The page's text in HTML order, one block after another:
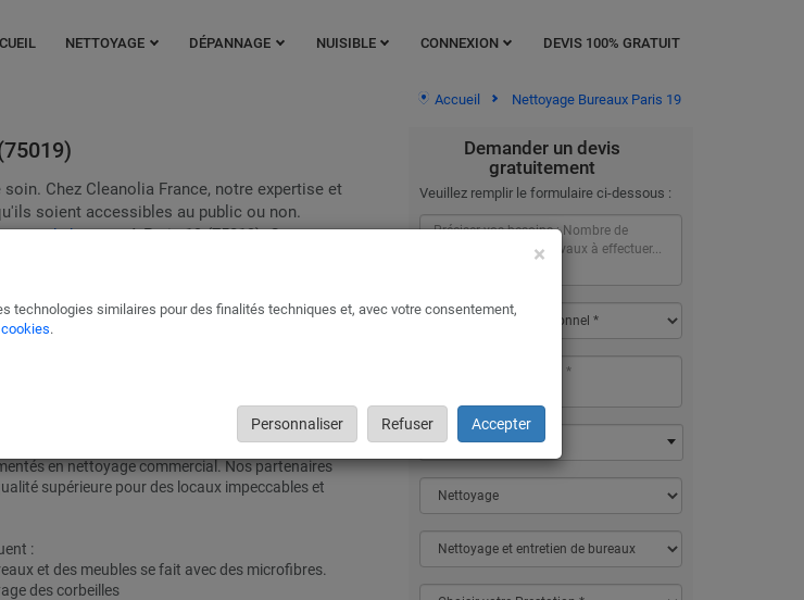
NETTOYAGE DÉPANNAGE NUISIBLE CONNEXION DEVIS 100% GRATUIT
Accueil Nettoyage Bureaux Paris 19
Chez Cleanolia France, notre expertise et
soient accessibles au public ou non.
de bureauxà Paris 19 (75019). Ces
et peuvent vous fournir jusqu'à 3 devis gratuits
pour bientôt.
à vos bureaux le meilleur service avec Cleanolia
Paris - Île-de-France (75) bénéficient de l'expertise de
en nettoyage commercial. Nos partenaires
supérieure pour des locaux impeccables et
:
et des meubles se fait avec des microfibres.
des corbeilles
Demander un devis
gratuitement
Veuillez remplir le formulaire ci-dessous :
75019 - Paris 19
×
technologies similaires pour des finalités techniques et, avec votre consentement,
.
Personnaliser Refuser Accepter